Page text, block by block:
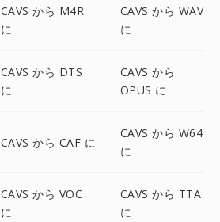
CAVS から M4R
に
CAVS から WAV
に
CAVS から DTS
に
CAVS から
OPUS に
CAVS から CAF に
CAVS から W64
に
CAVS から VOC
に
CAVS から TTA
に